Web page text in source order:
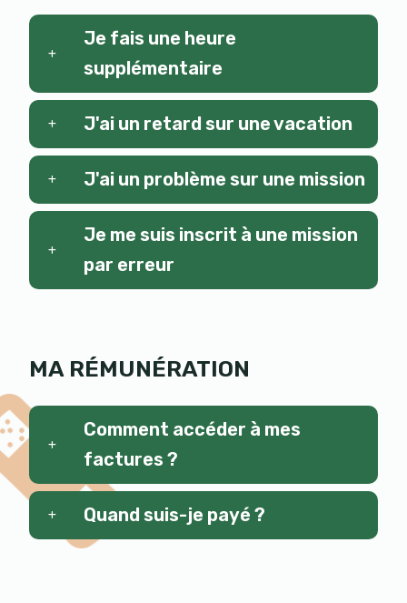
Je fais une heure
supplémentaire
J'ai un retard sur une vacation
J'ai un problème sur une mission
Je me suis inscrit à une mission
par erreur
MA RÉMUNÉRATION
Comment accéder à mes
factures ?
Quand suis-je payé ?